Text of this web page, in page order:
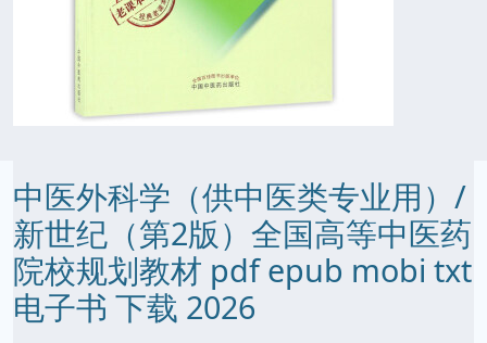
中医外科学（供中医类专业用）/
新世纪（第2版）全国高等中医药
院校规划教材 pdf epub mobi txt
电子书 下载 2026